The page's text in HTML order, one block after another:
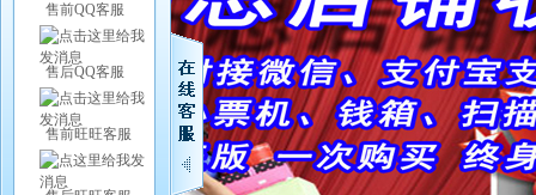
售前QQ客服
售后QQ客服
售前旺旺客服